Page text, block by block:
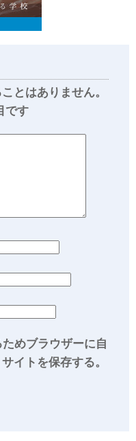
とはありません。
です
めブラウザーに自
イトを保存する。